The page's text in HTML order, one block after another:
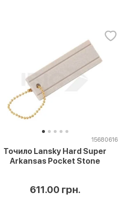
15680616
Точило Lansky Hard Super
Arkansas Pocket Stone
611.00 грн.